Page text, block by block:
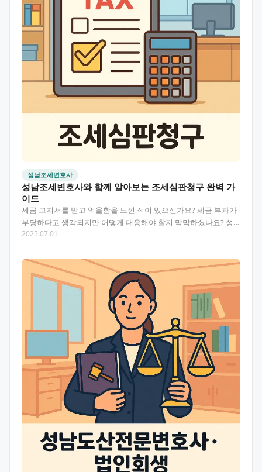
성남조세변호사
성남조세변호사와 함께 알아보는 조세심판청구 완벽 가
이드
세금 고지서를 받고 억울함을 느낀 적이 있으신가요? 세금 부과가
부당하다고 생각되지만 어떻게 대응해야 할지 막막하셨나요? 성
남 지역에서 세금 문제로 고민하는 분들을 위해 조세심판청…
2025.07.01